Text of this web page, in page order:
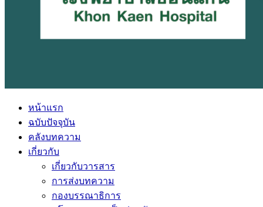
หน้าแรก
ฉบับปัจจุบัน
คลังบทความ
เกี่ยวกับ
เกี่ยวกับวารสาร
การส่งบทความ
กองบรรณาธิการ